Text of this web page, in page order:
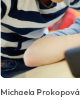
Michaela Prokopová